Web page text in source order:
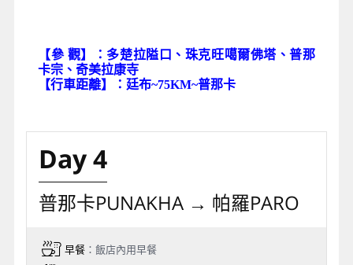
【參 觀】：多楚拉隘口、珠克旺噶爾佛塔、普那
卡宗、奇美拉康寺
【行車距離】：廷布~75KM~普那卡
Day 4
普那卡PUNAKHA → 帕羅PARO
早餐：飯店內用早餐